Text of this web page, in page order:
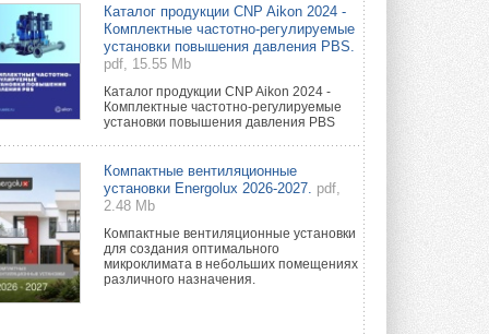
Каталог продукции CNP Aikon 2024 -
Комплектные частотно-регулируемые
установки повышения давления PBS.
pdf, 15.55 Mb
Каталог продукции CNP Aikon 2024 -
Комплектные частотно-регулируемые
установки повышения давления PBS
Компактные вентиляционные
установки Energolux 2026-2027. pdf,
2.48 Mb
Компактные вентиляционные установки
для создания оптимального
микроклимата в небольших помещениях
различного назначения.